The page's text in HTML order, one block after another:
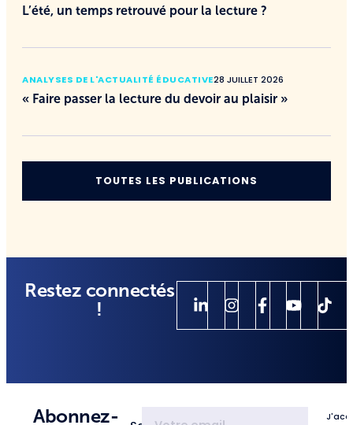
L’été, un temps retrouvé pour la lecture ?
ANALYSES DE L'ACTUALITÉ ÉDUCATIVE28 JUILLET 2026
« Faire passer la lecture du devoir au plaisir »
TOUTES LES PUBLICATIONS
Restez connectés
!
Abonnez-